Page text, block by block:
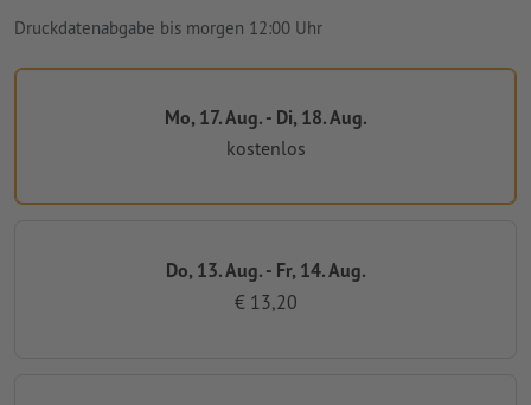
Druckdatenabgabe bis morgen 12:00 Uhr
Mo, 17. Aug. - Di, 18. Aug.
kostenlos
Do, 13. Aug. - Fr, 14. Aug.
€ 13,20